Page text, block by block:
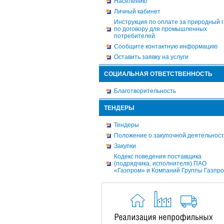
Личный кабинет
Инструкция по оплате за природный
по договору для промышленных
потребителей
Сообщите контактную информацию
Оставить заявку на услуги
СОЦИАЛЬНАЯ ОТВЕТСТВЕННОСТЬ
Благотворительность
ТЕНДЕРЫ
Тендеры
Положение о закупочной
Закупки
Кодекс поведения поставщика
(подрядчика, исполнителя) ПАО
«Газпром» и Компаний Группы